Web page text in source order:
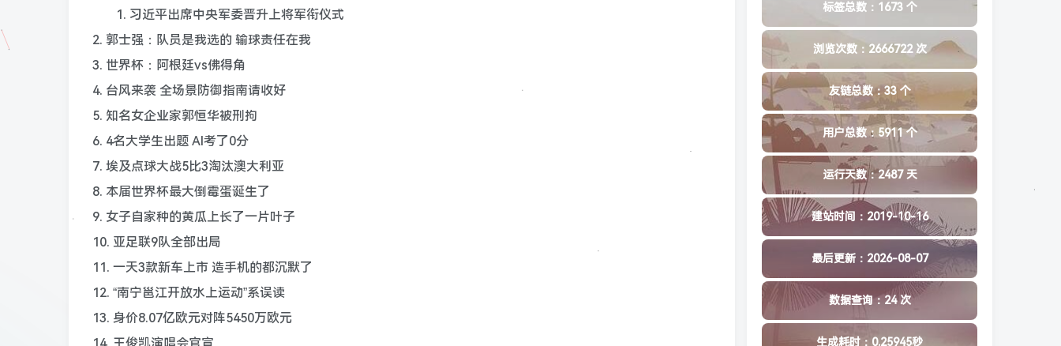
1. 习近平出席中央军委晋升上将军衔仪式
2. 郭士强：队员是我选的 输球责任在我
3. 世界杯：阿根廷vs佛得角
4. 台风来袭 全场景防御指南请收好
5. 知名女企业家郭恒华被刑拘
6. 4名大学生出题 AI考了0分
7. 埃及点球大战5比3淘汰澳大利亚
8. 本届世界杯最大倒霉蛋诞生了
9. 女子自家种的黄瓜上长了一片叶子
10. 亚足联9队全部出局
11. 一天3款新车上市 造手机的都沉默了
12. “南宁邕江开放水上运动”系误读
13. 身价8.07亿欧元对阵5450万欧元
14. 王俊凯演唱会官宣
标签总数：1673 个
浏览次数：2666722 次
友链总数：33 个
用户总数：5911 个
运行天数：2487 天
建站时间：2019-10-16
最后更新：2026-08-07
数据查询：24 次
生成耗时：0.25945秒